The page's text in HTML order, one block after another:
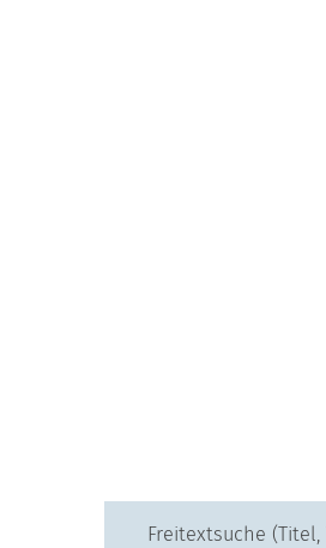
Freitextsuche (Titel,